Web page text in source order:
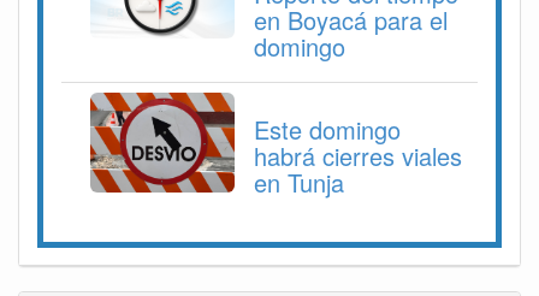
en Boyacá para el
domingo
Este domingo
habrá cierres viales
en Tunja